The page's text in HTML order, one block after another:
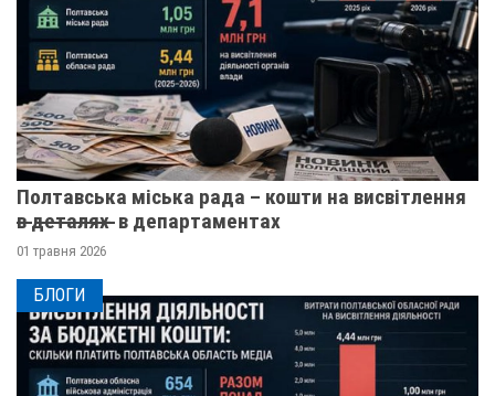
Полтавська міська рада – кошти на висвітлення
в̶ ̶д̶е̶т̶а̶л̶я̶х̶ ̶ в департаментах
01 травня 2026
БЛОГИ